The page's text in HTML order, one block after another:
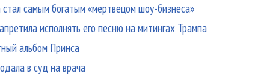
стал самым богатым «мертвецом шоу-бизнеса»
исполнять его песню на митингах Трампа
альбом Принса
в суд на врача